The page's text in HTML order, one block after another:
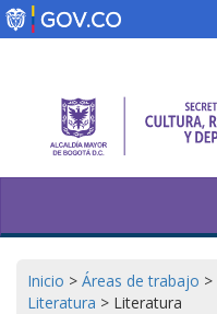
Pasar
al
Inicio > Áreas de trabajo >
Literatura > Literatura